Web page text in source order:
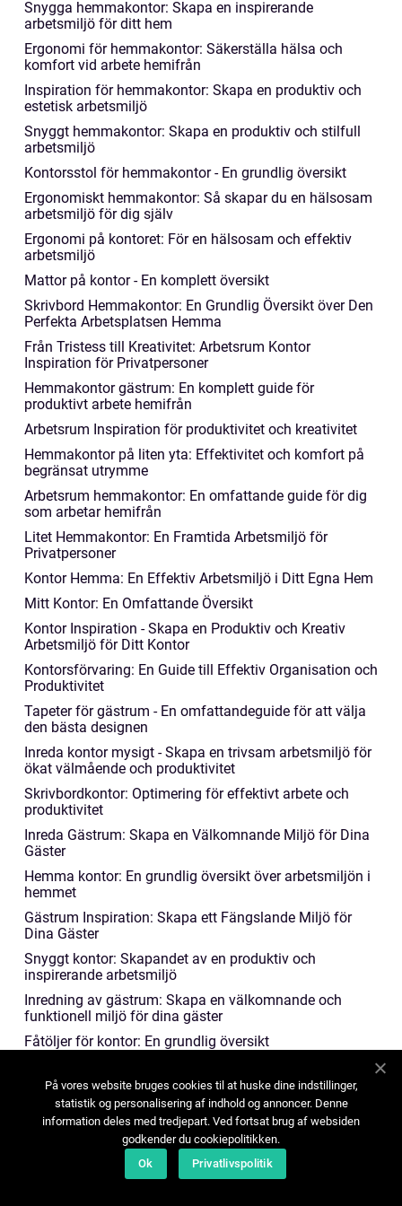
Snygga hemmakontor: Skapa en inspirerande
arbetsmiljö för ditt hem
Ergonomi för hemmakontor: Säkerställa hälsa och
komfort vid arbete hemifrån
Inspiration för hemmakontor: Skapa en produktiv och
estetisk arbetsmiljö
Snyggt hemmakontor: Skapa en produktiv och stilfull
arbetsmiljö
Kontorsstol för hemmakontor - En grundlig översikt
Ergonomiskt hemmakontor: Så skapar du en hälsosam
arbetsmiljö för dig själv
Ergonomi på kontoret: För en hälsosam och effektiv
arbetsmiljö
Mattor på kontor - En komplett översikt
Skrivbord Hemmakontor: En Grundlig Översikt över Den
Perfekta Arbetsplatsen Hemma
Från Tristess till Kreativitet: Arbetsrum Kontor
Inspiration för Privatpersoner
Hemmakontor gästrum: En komplett guide för
produktivt arbete hemifrån
Arbetsrum Inspiration för produktivitet och kreativitet
Hemmakontor på liten yta: Effektivitet och komfort på
begränsat utrymme
Arbetsrum hemmakontor: En omfattande guide för dig
som arbetar hemifrån
Litet Hemmakontor: En Framtida Arbetsmiljö för
Privatpersoner
Kontor Hemma: En Effektiv Arbetsmiljö i Ditt Egna Hem
Mitt Kontor: En Omfattande Översikt
Kontor Inspiration - Skapa en Produktiv och Kreativ
Arbetsmiljö för Ditt Kontor
Kontorsförvaring: En Guide till Effektiv Organisation och
Produktivitet
Tapeter för gästrum - En omfattandeguide för att välja
den bästa designen
Inreda kontor mysigt - Skapa en trivsam arbetsmiljö för
ökat välmående och produktivitet
Skrivbordkontor: Optimering för effektivt arbete och
produktivitet
Inreda Gästrum: Skapa en Välkomnande Miljö för Dina
Gäster
Hemma kontor: En grundlig översikt över arbetsmiljön i
hemmet
Gästrum Inspiration: Skapa ett Fängslande Miljö för
Dina Gäster
Snyggt kontor: Skapandet av en produktiv och
inspirerande arbetsmiljö
Inredning av gästrum: Skapa en välkomnande och
funktionell miljö för dina gäster
Fåtöljer för kontor: En grundlig översikt
Garage med gästrum: En optimal lösning för flexibilitet
och utnyttjande av ytor
"Tapet i gästrummet: Skapa en stilfull och
välkomnande atmosfär"
Inredning för kontor - en komplett guide för att skapa en
På vores website bruges cookies til at huske dine indstillinger,
statistik og personalisering af indhold og annoncer. Denne
information deles med tredjepart. Ved fortsat brug af websiden
godkender du cookiepolitikken.
Ok
Privatlivspolitik